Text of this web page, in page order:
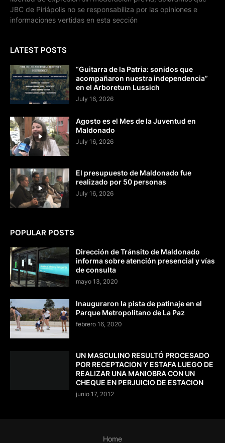
JBC de Piriápolis no se responsabiliza por las opiniones e
informaciones vertidas en esta sección
LATEST POSTS
“Guitarra de la Patria: sonidos que
acompañaron nuestra independencia”
en el Arboretum Lussich
July 16, 2026
Agosto es el Mes de la Juventud en
Maldonado
July 16, 2026
El presupuesto de Maldonado fue
realizado por 50 personas
July 16, 2026
POPULAR POSTS
Dirección de Tránsito de Maldonado
informa sobre atención presencial y vías
de consulta
mayo 13, 2020
Inauguraron la pista de patinaje en el
Parque Metropolitano de La Paz
febrero 16, 2020
UN MASCULINO RESULTÓ PROCESADO
POR RECEPTACION Y ESTAFA LUEGO DE
REALIZAR UNA MANIOBRA CON UN
CHEQUE EN PERJUICIO DE ESTACION
junio 17, 2012
Home